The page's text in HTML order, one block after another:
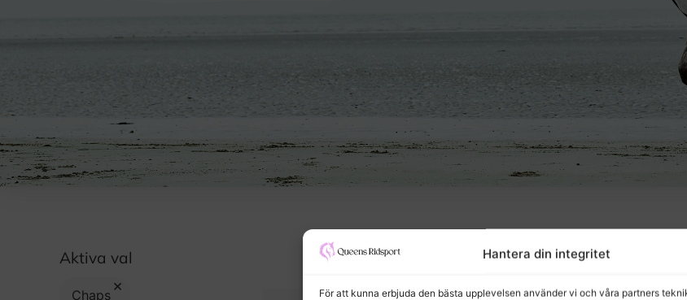
Hantera din integritet
För att kunna erbjuda den bästa upplevelsen använder vi och våra partners
Aktiva val
Chaps ×